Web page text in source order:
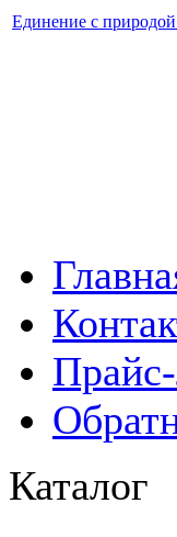
Единение с
Каталог